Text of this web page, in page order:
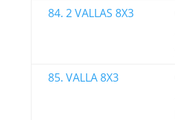
84. 2 VALLAS 8X3
85. VALLA 8X3